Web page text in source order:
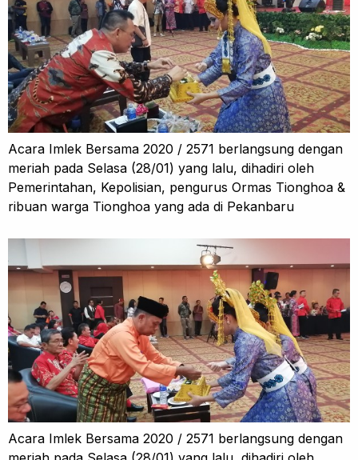
Acara Imlek Bersama 2020 / 2571 berlangsung dengan
meriah pada Selasa (28/01) yang lalu, dihadiri oleh
Pemerintahan, Kepolisian, pengurus Ormas Tionghoa &
ribuan warga Tionghoa yang ada di Pekanbaru
Acara Imlek Bersama 2020 / 2571 berlangsung dengan